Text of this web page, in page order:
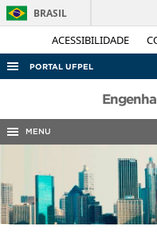
ACESSIBILIDADE
BRASIL
PORTAL UFPEL
ACESSO À INFORMAÇÃO
AUDITORIA
CONCURSOS
EDITAIS
MENU